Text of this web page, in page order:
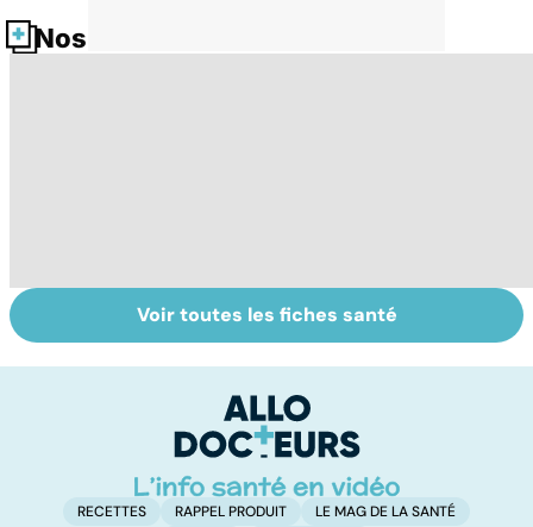
Nos fiches santé
Tout savoir sur
les infections
Pollution de l'air :
sommes-nous
Voir toutes les fiches santé
RECETTES RAPPEL PRODUIT LE MAG DE LA SANTÉ